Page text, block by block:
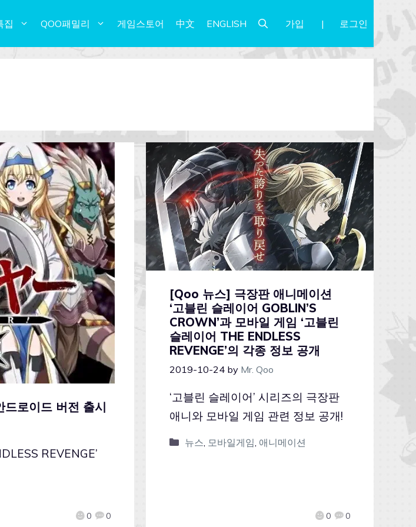
집 QOO패밀리 게임스토어 中文 ENGLISH 가입 로그인
드로이드 버전 출시
0 0
REVENGE’
[Qoo 뉴스] 극장판 애니메이션
‘고블린 슬레이어 GOBLIN’S
CROWN’과 모바일 게임 ‘고블린
슬레이어 THE ENDLESS
REVENGE’의 각종 정보 공개
2019-10-24 by Mr. Qoo
0 0
‘고블린 슬레이어’ 시리즈의 극장판
애니와 모바일 게임 관련 정보 공개!
뉴스 모바일게임 애니메이션